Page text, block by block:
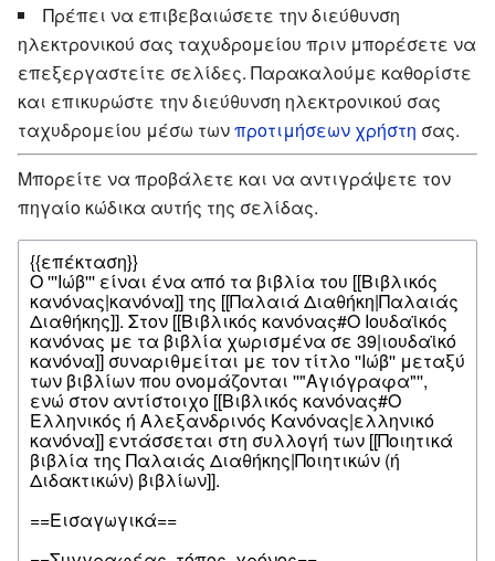
Πρέπει να επιβεβαιώσετε την διεύθυνση
ηλεκτρονικού σας ταχυδρομείου πριν μπορέσετε να
επεξεργαστείτε σελίδες. Παρακαλούμε καθορίστε
και επικυρώστε την διεύθυνση ηλεκτρονικού σας
ταχυδρομείου μέσω τωνπροτιμήσεων χρήστη σας.
Μπορείτε να προβάλετε και να αντιγράψετε τον
πηγαίο κώδικα αυτής της σελίδας.